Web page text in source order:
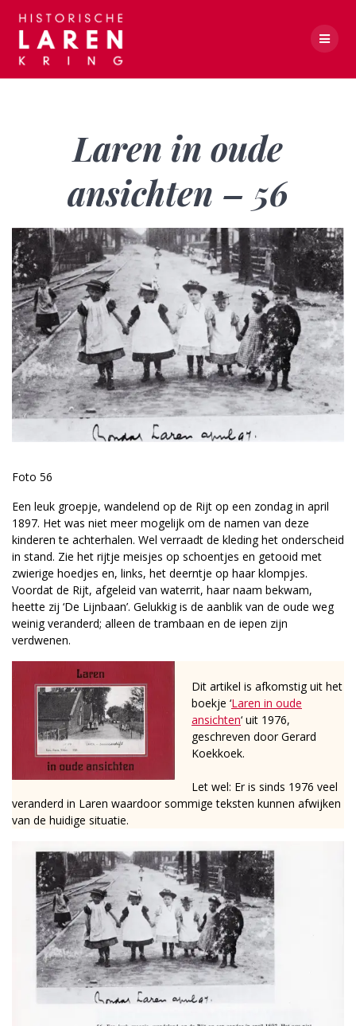
Laren in oude
ansichten – 56
Foto 56
Een leuk groepje, wandelend op de Rijt op een zondag in april
1897. Het was niet meer mogelijk om de namen van deze
kinderen te achterhalen. Wel verraadt de kleding het onderscheid
in stand. Zie het rijtje meisjes op schoentjes en getooid met
zwierige hoedjes en, links, het deerntje op haar klompjes.
Voordat de Rijt, afgeleid van waterrit, haar naam bekwam,
heette zij ‘De Lijnbaan’. Gelukkig is de aanblik van de oude weg
weinig veranderd; alleen de trambaan en de iepen zijn
verdwenen.
Dit artikel is afkomstig uit het
boekje ‘Laren in oude
ansichten‘ uit 1976,
geschreven door Gerard
Koekkoek.
Let wel: Er is sinds 1976 veel
veranderd in Laren waardoor sommige teksten kunnen afwijken
van de huidige situatie.